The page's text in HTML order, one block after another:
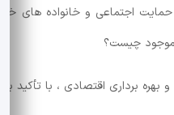
اجتماعی و خانواده های